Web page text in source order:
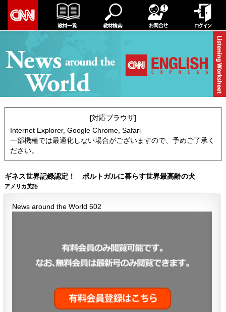
[対応ブラウザ]
Internet Explorer, Google Chrome, Safari
一部機種では最適化しない場合がございますので、予めご了承く
ださい。
ギネス世界記録認定！ ポルトガルに暮らす世界最高齢の犬
アメリカ英語
News around the World 602